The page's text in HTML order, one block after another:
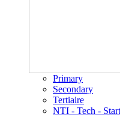
Primary
Secondary
Tertiaire
NTI - Tech -